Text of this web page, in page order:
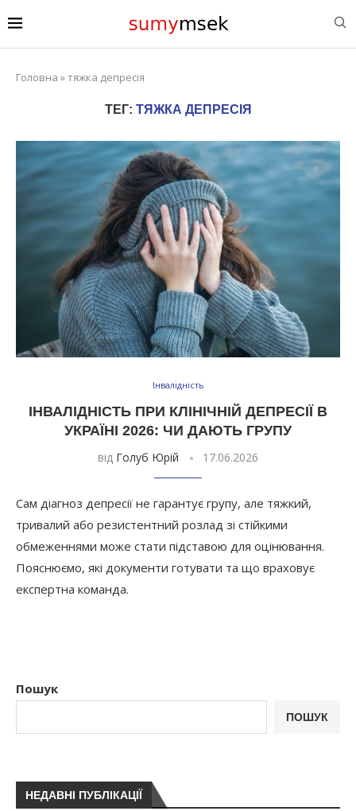
Головна »тяжка депресія
ТЕГ: ТЯЖКА ДЕПРЕСІЯ
Інвалідність
ІНВАЛІДНІСТЬ ПРИ КЛІНІЧНІЙ ДЕПРЕСІЇ В
УКРАЇНІ 2026: ЧИ ДАЮТЬ ГРУПУ
від Голуб Юрій 17.06.2026
Сам діагноз депресії не гарантує групу, але тяжкий,
тривалий або резистентний розлад зі стійкими
обмеженнями може стати підставою для оцінювання.
Пояснюємо, які документи готувати та що враховує
експертна команда.
Пошук
ПОШУК
НЕДАВНІ ПУБЛІКАЦІЇ